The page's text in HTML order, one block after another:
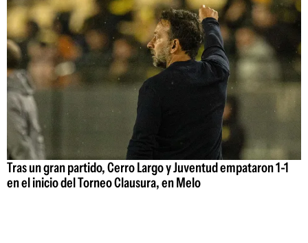
Tras un gran partido, Cerro Largo y Juventud empataron 1-1
en el inicio del Torneo Clausura, en Melo